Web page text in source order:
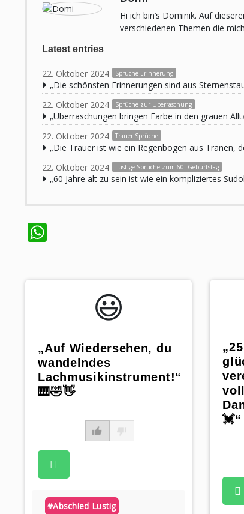
Hi ich bin’s Dominik. Auf
verschiedenen Themen die
Latest entries
22. Oktober 2024 Sprüche Erinnerung
„Die schönsten Erinnerungen sind aus
22. Oktober 2024
Sprüche zur Überraschung
„Überraschungen bringen Farbe in den grauen
22. Oktober 2024
Trauer Sprüche
„Die Trauer ist wie ein Regenbogen aus Tränen,
22. Oktober 2024
Lustige Sprüche zum 60. Geburtstag
„60 Jahre alt zu sein ist wie ein kompliziertes
😃️
„Auf Wiedersehen, du
wandelndes
Lachmusikinstrument!“
🎹🤣👋
#abschied Lustig
💓“